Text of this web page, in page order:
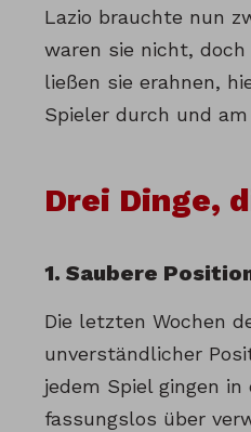
Lazio brauchte nun
waren sie nicht,
ließen sie erahnen,
Spieler durch und
Drei Dinge,
1. Saubere
Die letzten Wochen
unverständlicher
jedem Spiel gingen
fassungslos über